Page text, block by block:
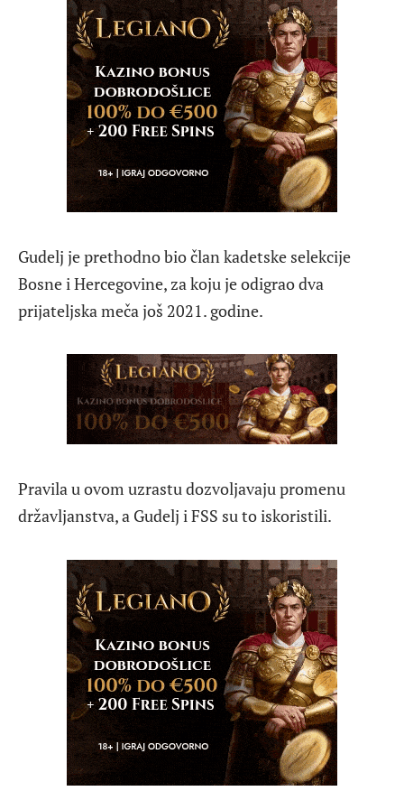
Gudelj je prethodno bio član kadetske selekcije
Bosne i Hercegovine, za koju je odigrao dva
prijateljska meča još 2021. godine.
Pravila u ovom uzrastu dozvoljavaju promenu
državljanstva, a Gudelj i FSS su to iskoristili.